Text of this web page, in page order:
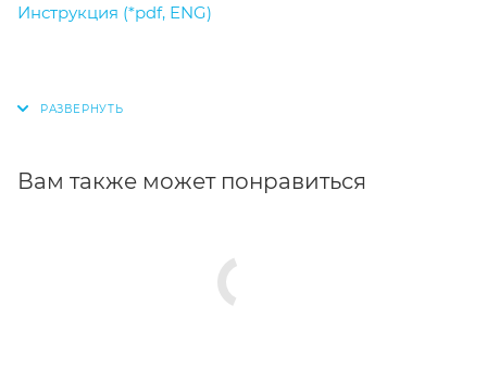
Инструкция (*pdf, ENG)
Вам также может понравиться